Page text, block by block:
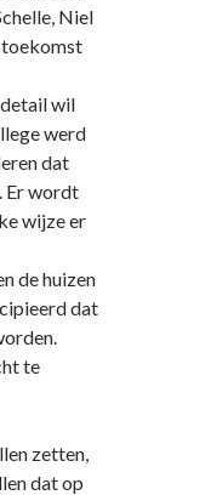
Niel
toekomst
wil
werd
dat
Er wordt
wijze er
de huizen
dat
te
zetten,
dat op